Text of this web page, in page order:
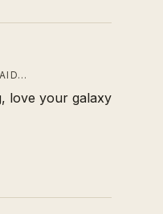
love your galaxy